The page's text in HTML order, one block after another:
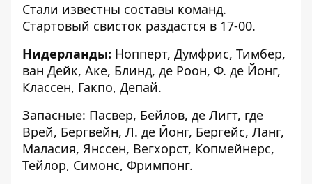
Стали известны составы команд.
Стартовый свисток раздастся в 17-00.
Нидерланды: Нопперт, Думфрис, Тимбер,
ван Дейк, Аке, Блинд, де Роон, Ф. де Йонг,
Классен, Гакпо, Депай.
Запасные: Пасвер, Бейлов, де Лигт, где
Врей, Бергвейн, Л. де Йонг, Бергейс, Ланг,
Маласия, Янссен, Вегхорст, Копмейнерс,
Тейлор, Симонс, Фримпонг.